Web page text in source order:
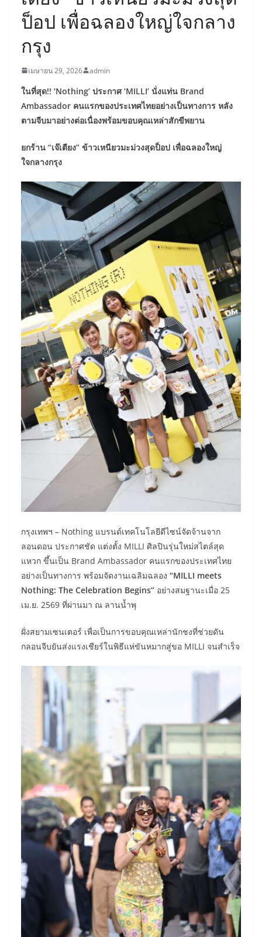
ป็อป เพื่อฉลองใหญ่ใจกลาง
กรุง
เมษายน 29, 2026 admin
ในที่สุด!! ‘Nothing’ ประกาศ ‘MILLI’ นั่งแท่น Brand
Ambassador คนแรกของประเทศไทยอย่างเป็นทางการ หลัง
ตามจีบมาอย่างต่อเนื่องพร้อมขอบคุณเหล่าสักขีพยาน
ยกร้าน “เจ๊เตียง” ข้าวเหนียวมะม่วงสุดป็อป เพื่อฉลองใหญ่
ใจกลางกรุง
กรุงเทพฯ – Nothing แบรนด์เทคโนโลยีดีไซน์จัดจ้านจาก
ลอนดอน ประกาศชัด แต่งตั้ง MILLI ศิลปินรุ่นใหม่สไตล์สุด
แหวก ขึ้นเป็น Brand Ambassador คนแรกของประเทศไทย
อย่างเป็นทางการ พร้อมจัดงานเฉลิมฉลอง “MILLI meets
Nothing: The Celebration Begins” อย่างสมฐานะเมื่อ 25
เม.ย. 2569 ที่ผ่านมา ณ ลานน้ำพุ
ฝั่งสยามเซนเตอร์ เพื่อเป็นการขอบคุณเหล่านักชงที่ช่วยดัน
กลอนจีบยันส่งแรงเชียร์ในพิธีแห่ขันหมากสู่ขอ MILLI จนสำเร็จ